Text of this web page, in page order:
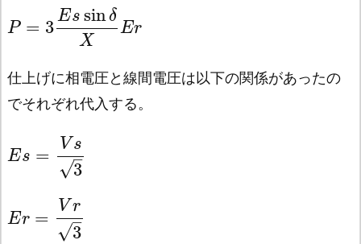
P = 3
Es sinδ
X
Er
仕上げに相電圧と線間電圧は以下の関係があったの
でそれぞれ代入する。
Es =
V s
3
–
√
Er =
V r
3
–
√